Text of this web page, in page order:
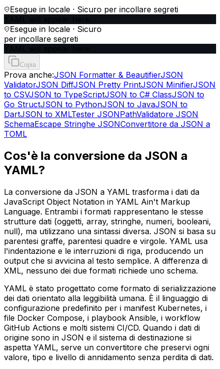
Esegue in locale · Sicuro per incollare segreti
Esegue in locale · Sicuro
per incollare segreti
Copia
Prova anche:JSON Formatter & BeautifierJSON
ValidatorJSON DiffJSON Pretty PrintJSON MinifierJSON
to CSVJSON to TypeScriptJSON to C# ClassJSON to
Go StructJSON to PythonJSON to JavaJSON to
DartJSON to XMLTester JSONPathValidatore JSON
SchemaEscape Stringhe JSONConvertitore da JSON a
TOML
Cos'è la conversione da JSON a
YAML?
La conversione da JSON a YAML trasforma i dati da
JavaScript Object Notation in YAML Ain't Markup
Language. Entrambi i formati rappresentano le stesse
strutture dati (oggetti, array, stringhe, numeri, booleani,
null), ma utilizzano una sintassi diversa. JSON si basa su
parentesi graffe, parentesi quadre e virgole. YAML usa
l'indentazione e le interruzioni di riga, producendo un
output che si avvicina al testo semplice. A differenza di
XML, nessuno dei due formati richiede uno schema.
YAML è stato progettato come formato di serializzazione
dei dati orientato alla leggibilità umana. È il linguaggio di
configurazione predefinito per i manifest Kubernetes, i
file Docker Compose, i playbook Ansible, i workflow
GitHub Actions e molti sistemi CI/CD. Quando i dati di
origine sono in JSON e il sistema di destinazione si
aspetta YAML, serve un convertitore che preservi ogni
valore, tipo e livello di annidamento senza perdita di dati.